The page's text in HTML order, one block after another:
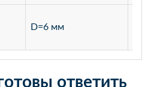
D=6 мм
ответить